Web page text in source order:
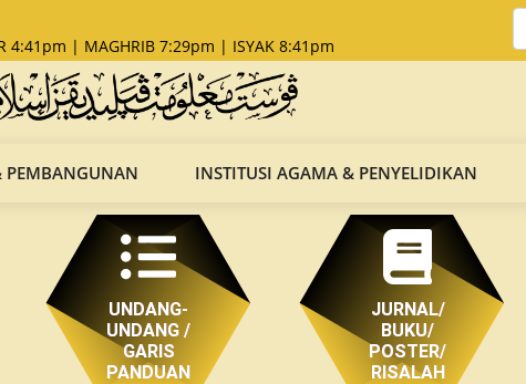
4:41pm | MAGHRIB 7:29pm | ISYAK 8:41pm
PEMBANGUNAN INSTITUSI AGAMA & PENYELIDIKAN
UNDANG-
UNDANG /
GARIS
PANDUAN
JURNAL/
BUKU/
POSTER/
RISALAH